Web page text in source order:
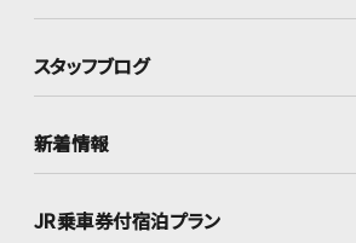
スタッフブログ
新着情報
JR乗車券付宿泊プラン